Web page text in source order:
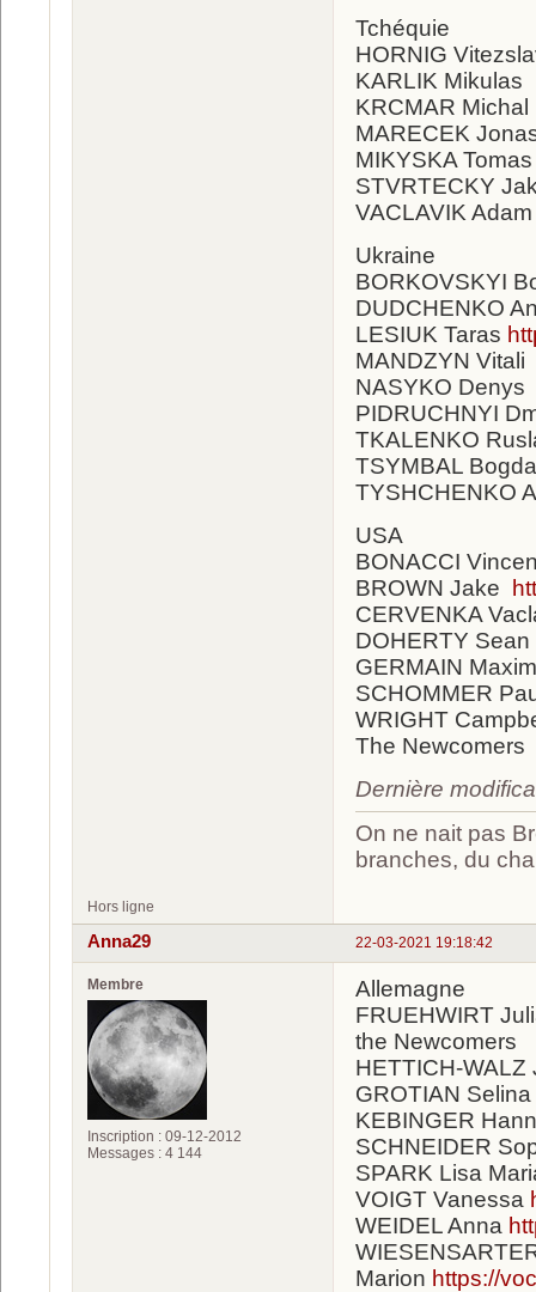
Tchéquie
HORNIG
KARLIK
KRCMAR
MARECEK
MIKYSKA
STVRTECKY
VACLAVIK
Ukraine
BORKOVSKYI
DUDCHENKO
LESIUK Taras
MANDZYN Vitali
NASYKO Denys
PIDRUCHNYI
TKALENKO
TSYMBAL
TYSHCHENKO
USA
BONACCI
BROWN Jake
CERVENKA
DOHERTY Sean
GERMAIN
SCHOMMER
WRIGHT
The Newcomers
Dernière
On ne nait pas
branches, du
Hors ligne
22-03-2021 19:18:42
Anna29
Membre
Inscription : 09-12-2012
Messages : 4 144
Allemagne
FRUEHWIRT
the Newcomers
HETTICH-
GROTIAN Selina
KEBINGER
SCHNEIDER
SPARK Lisa
VOIGT Vanessa
WEIDEL Anna
Marion https://